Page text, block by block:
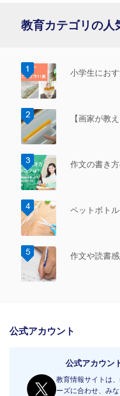
教育カテゴリの人
小学生にお
【画家が教
作文の書き
ペットボト
作文や読書
公式アカウント
公式アカウン
教育情報サイトは
ーズに合わせ、み